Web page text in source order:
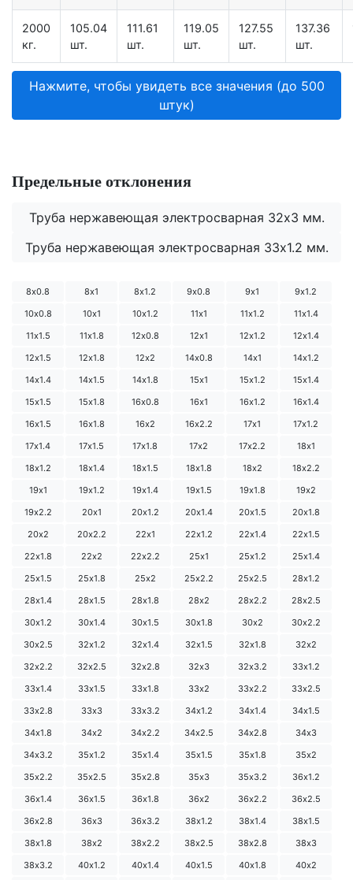
2000
кг.
105.04
шт.
111.61
шт.
119.05
шт.
127.55
шт.
137.36
шт.
Нажмите, чтобы увидеть все значения (до 500
штук)
Предельные отклонения
Труба нержавеющая электросварная 32х3 мм.
Труба нержавеющая электросварная 33х1.2 мм.
8х0.8 8х1 8х1.2 9х0.8 9х1
9х1.2
10х0.8
10х1 10х1.2 11х1 11х1.2
11х1.4
11х1.5
11х1.8 12х0.8 12х1 12х1.2
12х1.4
12х1.5
12х1.8 12х2 14х0.8 14х1
14х1.2
14х1.4
14х1.5 14х1.8 15х1 15х1.2
15х1.4
15х1.5
15х1.8 16х0.8 16х1 16х1.2
16х1.4
16х1.5
16х1.8 16х2 16х2.2 17х1
17х1.2
17х1.4
17х1.5 17х1.8 17х2 17х2.2
18х1
18х1.2
18х1.4 18х1.5 18х1.8 18х2
18х2.2
19х1
19х1.2 19х1.4 19х1.5 19х1.8
19х2
19х2.2
20х1 20х1.2 20х1.4 20х1.5
20х1.8
20х2
20х2.2 22х1 22х1.2 22х1.4
22х1.5
22х1.8
22х2 22х2.2 25х1 25х1.2
25х1.4
25х1.5
25х1.8 25х2 25х2.2 25х2.5
28х1.2
28х1.4
28х1.5 28х1.8 28х2 28х2.2
28х2.5
30х1.2
30х1.4 30х1.5 30х1.8 30х2
30х2.2
30х2.5
32х1.2 32х1.4 32х1.5 32х1.8
32х2
32х2.2
32х2.5 32х2.8 32х3 32х3.2
33х1.2
33х1.4
33х1.5 33х1.8 33х2 33х2.2
33х2.5
33х2.8
33х3 33х3.2 34х1.2 34х1.4
34х1.5
34х1.8
34х2 34х2.2 34х2.5 34х2.8
34х3
34х3.2
35х1.2 35х1.4 35х1.5 35х1.8
35х2
35х2.2
35х2.5 35х2.8 35х3 35х3.2
36х1.2
36х1.4
36х1.5 36х1.8 36х2 36х2.2
36х2.5
36х2.8
36х3 36х3.2 38х1.2 38х1.4
38х1.5
38х1.8
38х2 38х2.2 38х2.5 38х2.8
38х3
38х3.2
40х1.2 40х1.4 40х1.5 40х1.8
40х2